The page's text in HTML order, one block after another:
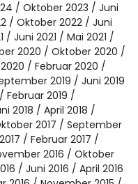
Oktober 2023
Juni
Oktober 2022
Juni
Juni 2021
Mai 2021
2020
Oktober 2020
Februar 2020
2019
Juni 2019
Februar 2019
2018
April 2018
2017
September
Februar 2017
2016
Oktober
Juni 2016
April 2016